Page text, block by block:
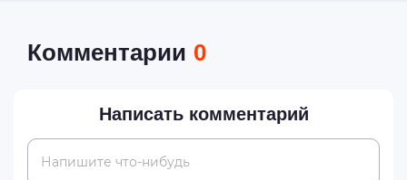
Комментарии 0
Написать комментарий
Напишите что-нибудь